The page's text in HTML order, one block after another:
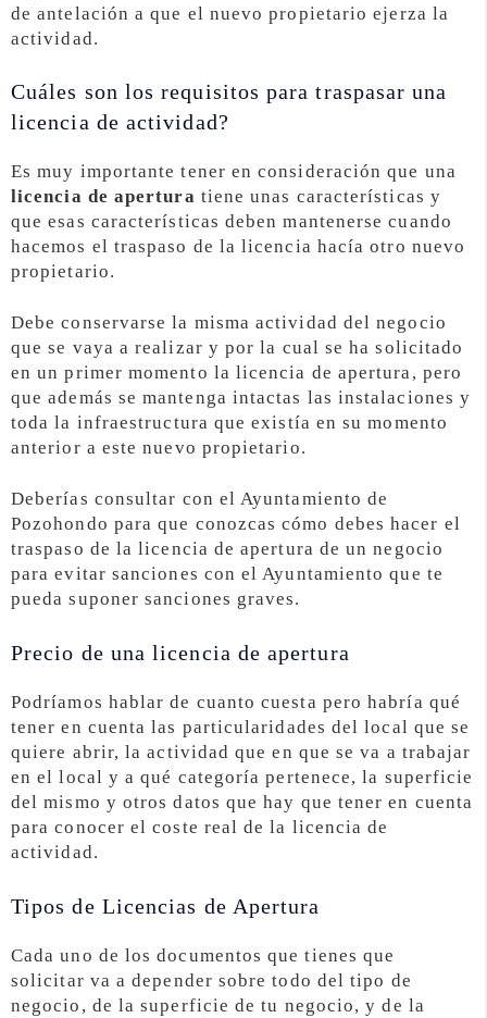
de antelación a que el nuevo propietario ejerza la
actividad.
Cuáles son los requisitos para traspasar una
licencia de actividad?
Es muy importante tener en consideración que una
licencia de apertura tiene unas características y
que esas características deben mantenerse cuando
hacemos el traspaso de la licencia hacía otro nuevo
propietario.
Debe conservarse la misma actividad del negocio
que se vaya a realizar y por la cual se ha solicitado
en un primer momento la licencia de apertura, pero
que además se mantenga intactas las instalaciones y
toda la infraestructura que existía en su momento
anterior a este nuevo propietario.
Deberías consultar con el Ayuntamiento de
Pozohondo para que conozcas cómo debes hacer el
traspaso de la licencia de apertura de un negocio
para evitar sanciones con el Ayuntamiento que te
pueda suponer sanciones graves.
Precio de una licencia de apertura
Podríamos hablar de cuanto cuesta pero habría qué
tener en cuenta las particularidades del local que se
quiere abrir, la actividad que en que se va a trabajar
en el local y a qué categoría pertenece, la superficie
del mismo y otros datos que hay que tener en cuenta
para conocer el coste real de la licencia de
actividad.
Tipos de Licencias de Apertura
Cada uno de los documentos que tienes que
solicitar va a depender sobre todo del tipo de
negocio, de la superficie de tu negocio, y de la